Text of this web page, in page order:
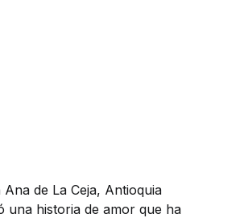
de La Ceja, Antioquia
una historia de amor que ha